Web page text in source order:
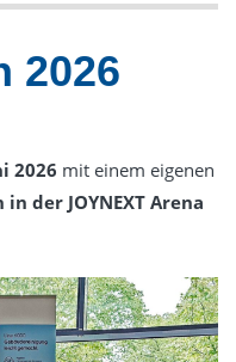
2026
2026 mit einem eigenen
in der JOYNEXT Arena